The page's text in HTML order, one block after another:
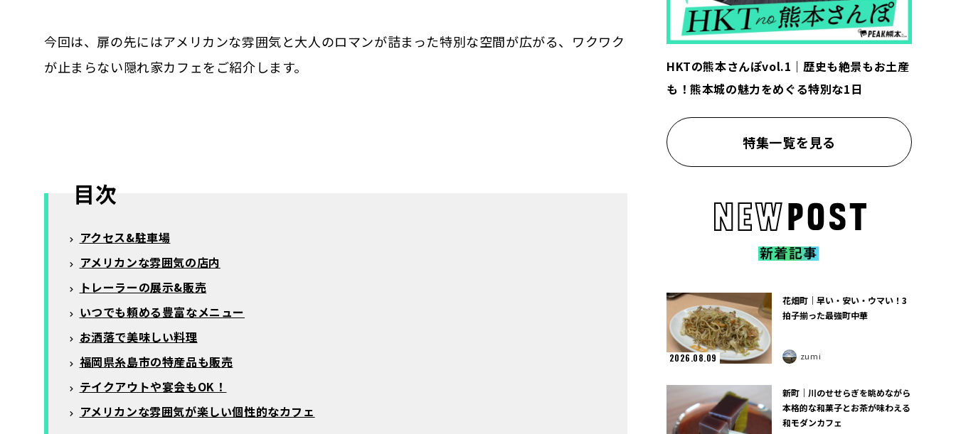
今回は、扉の先にはアメリカンな雰囲気と大人のロマンが詰まった特別な空間が広がる、ワクワク
が止まらない隠れ家カフェをご紹介します。
目次
アクセス&駐車場
アメリカンな雰囲気の店内
トレーラーの展示&販売
いつでも頼める豊富なメニュー
お洒落で美味しい料理
福岡県糸島市の特産品も販売
テイクアウトや宴会もOK！
アメリカンな雰囲気が楽しい個性的なカフェ
HKTの熊本さんぽvol.1｜歴史も絶景もお土産
も！熊本城の魅力をめぐる特別な1日
特集一覧を見る
2026.08.09
花畑町｜早い・安い・ウマい！3
拍子揃った最強町中華
zumi
新町｜川のせせらぎを眺めながら
本格的な和菓子とお茶が味わえる
和モダンカフェ